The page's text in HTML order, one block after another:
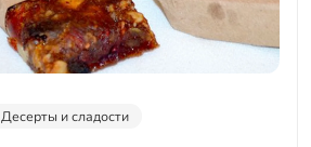
Десерты и сладости